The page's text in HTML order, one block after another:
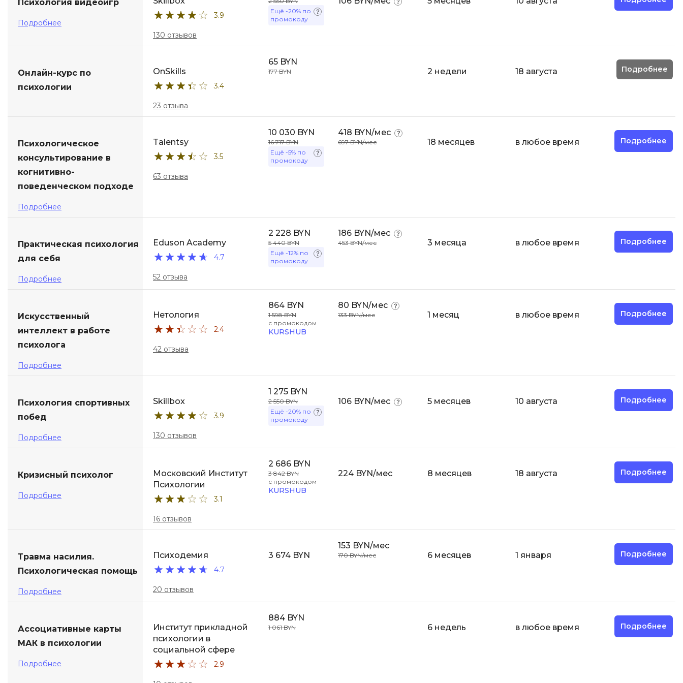
Психология видеоигр
Подробнее
3.9
130 отзывов
Ещё -20% по
промокоду
Онлайн-курс по
психологии
OnSkills
3.4
23 отзыва
65 BYN
177 BYN 2 недели 18 августа Подробнее
Психологическое
консультирование в
когнитивно-
поведенческом подходе
Подробнее
Talentsy
3.5
63 отзыва
10 030 BYN
16 717 BYN
Ещё -5% по
промокоду
418 BYN/мес
697 BYN/мес 18 месяцев в любое время Подробнее
Практическая психология
для себя
Подробнее
Eduson Academy
4.7
52 отзыва
2 228 BYN
5 440 BYN
Ещё -12% по
промокоду
186 BYN/мес
453 BYN/мес 3 месяца в любое время Подробнее
Искусственный
интеллект в работе
психолога
Подробнее
Нетология
2.4
42 отзыва
864 BYN
1 598 BYN
с промокодом
KURSHUB
80 BYN/мес
133 BYN/мес 1 месяц в любое время Подробнее
Психология спортивных
побед
Подробнее
Skillbox
3.9
130 отзывов
1 275 BYN
2 550 BYN
Ещё -20% по
промокоду
106 BYN/мес 5 месяцев 10 августа Подробнее
Кризисный психолог
Подробнее
Московский Институт
Психологии
3.1
16 отзывов
2 686 BYN
3 842 BYN
с промокодом
KURSHUB
224 BYN/мес 8 месяцев 18 августа Подробнее
Травма насилия.
Психологическая помощь
Подробнее
Психодемия
4.7
20 отзывов
3 674 BYN
153 BYN/мес
170 BYN/мес 6 месяцев 1 января Подробнее
Ассоциативные карты
МАК в психологии
Подробнее
Институт прикладной
психологии в
социальной сфере
2.9
884 BYN
1 061 BYN 6 недель в любое время Подробнее
Bootstrap
CI/CD
ClickHouse
Drupal
FastAPI
FullStack-разработка
GitLab
Groovy
Hadoop
IoT
Java Spring Boot
Jenkins
Qt Creator
React Native
Selenium
Three.js
Парсинг
Р
Разработка мобильных
Разработка на языке C#
Разработка на языке C и C++
Разработка на языке Swift
Ручное тестирование
Сетевое администрирование
Создание интернет магазина
Создание чат-ботов
Управление дронами
Ф
Фреймворк Angular
Фреймворк Django